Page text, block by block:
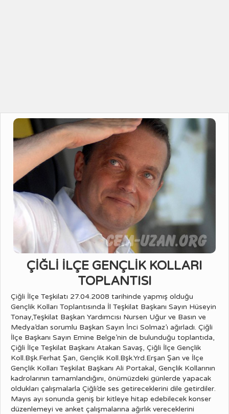
ÇİĞLİ İLÇE GENÇLİK KOLLARI
TOPLANTISI
Çiğli İlçe Teşkilatı 27.04.2008 tarihinde yapmış olduğu
Gençlik Kolları Toplantısında İl Teşkilat Başkanı Sayın Hüseyin
Tonay,Teşkilat Başkan Yardımcısı Nursen Uğur ve Basın ve
Medya’dan sorumlu Başkan Sayın İnci Solmaz’ı ağırladı. Çiğli
İlçe Başkanı Sayın Emine Belge’nin de bulunduğu toplantıda,
Çiğli İlçe Teşkilat Başkanı Atakan Savaş, Çiğli İlçe Gençlik
Koll.Bşk.Ferhat Şan, Gençlik Koll.Bşk.Yrd.Erşan Şan ve İlçe
Gençlik Kolları Teşkilat Başkanı Ali Portakal, Gençlik Kollarının
kadrolarının tamamlandığını, önümüzdeki günlerde yapacak
oldukları çalışmalarla Çiğli’de ses getireceklerini dile getirdiler.
Mayıs ayı sonunda geniş bir kitleye hitap edebilecek konser
düzenlemeyi ve anket çalışmalarına ağırlık vereceklerini